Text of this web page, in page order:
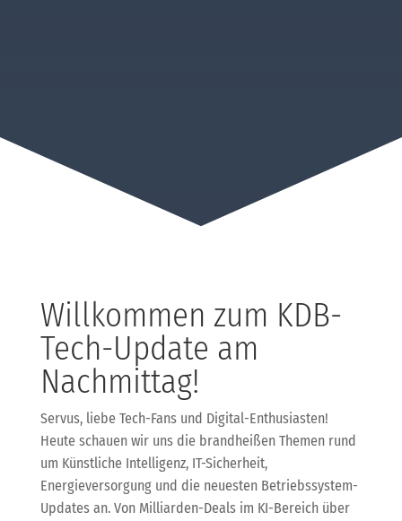
Willkommen zum KDB-
Tech-Update am
Nachmittag!
Servus, liebe Tech-Fans und Digital-Enthusiasten!
Heute schauen wir uns die brandheißen Themen rund
um Künstliche Intelligenz, IT-Sicherheit,
Energieversorgung und die neuesten Betriebssystem-
Updates an. Von Milliarden-Deals im KI-Bereich über